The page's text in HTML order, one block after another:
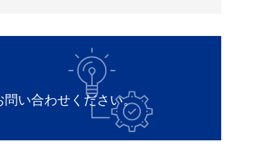
い合わせください。